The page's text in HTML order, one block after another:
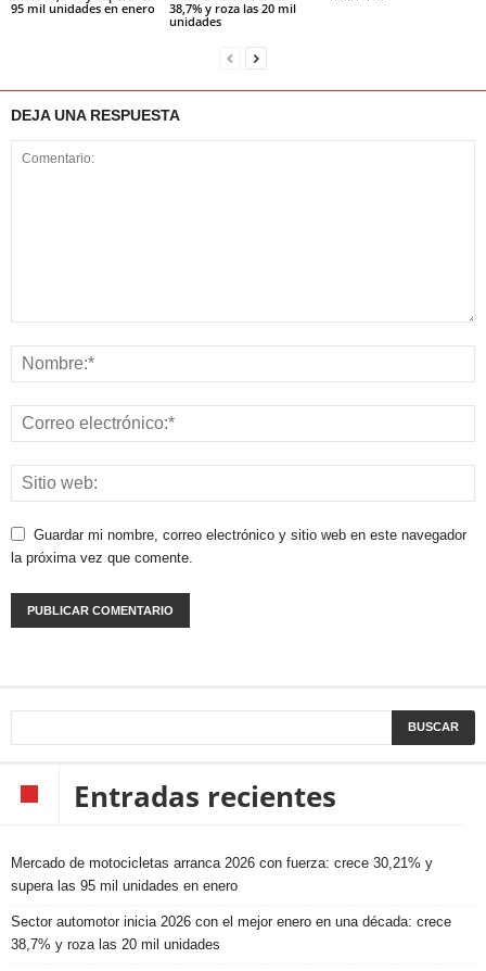
95 mil unidades en enero
38,7% y roza las 20 mil
unidades
DEJA UNA RESPUESTA
Guardar mi nombre, correo electrónico y sitio web en este navegador
la próxima vez que comente.
Entradas recientes
Mercado de motocicletas arranca 2026 con fuerza: crece 30,21% y
supera las 95 mil unidades en enero
Sector automotor inicia 2026 con el mejor enero en una década: crece
38,7% y roza las 20 mil unidades